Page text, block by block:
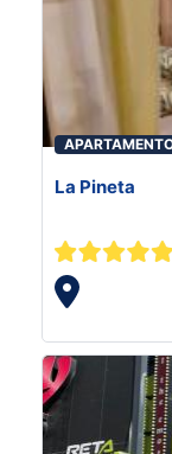
La Pineta